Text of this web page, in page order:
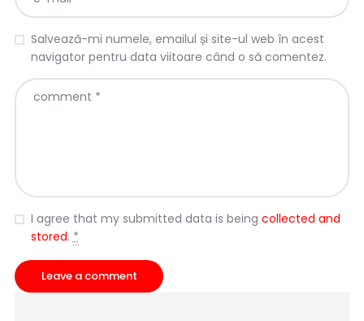
Salvează-mi numele, emailul și site-ul web în acest
navigator pentru data viitoare când o să comentez.
I agree that my submitted data is being collected and
stored.*